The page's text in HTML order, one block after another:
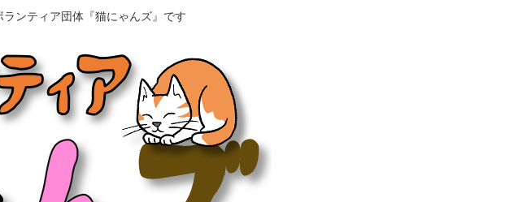
ンティア団体『猫にゃんズ』です